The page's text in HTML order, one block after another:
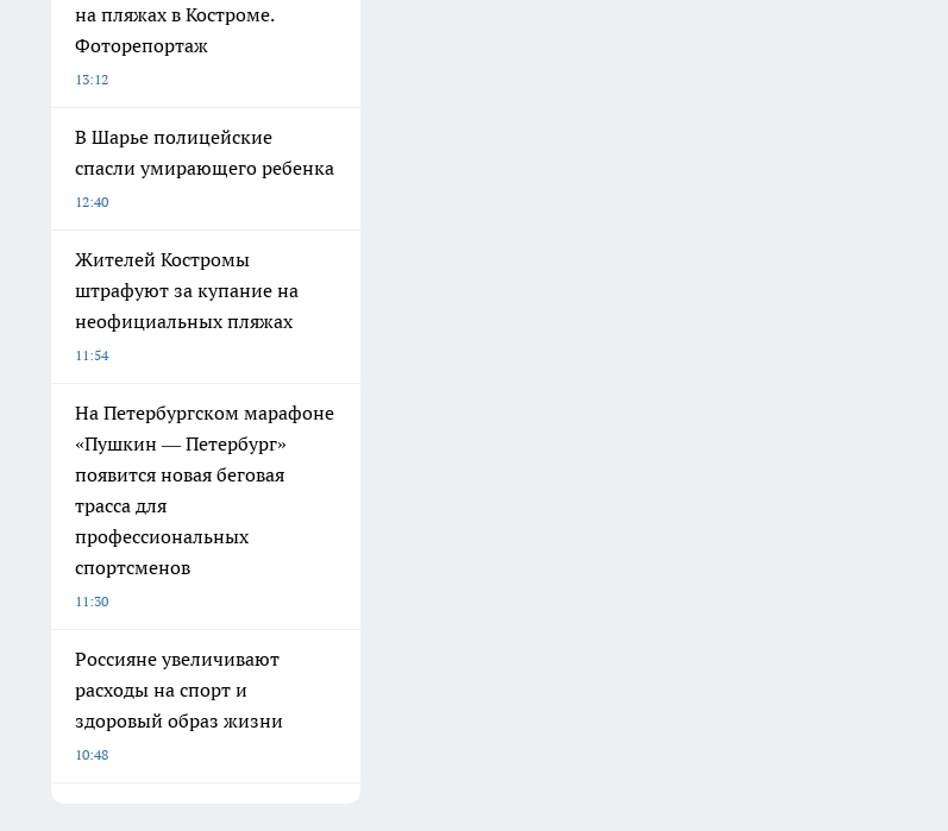
на пляжах в Костроме.
Фоторепортаж
13:12
В Шарье полицейские
спасли умирающего ребенка
12:40
Жителей Костромы
штрафуют за купание на
неофициальных пляжах
11:54
На Петербургском марафоне
«Пушкин — Петербург»
появится новая беговая
трасса для
профессиональных
спортсменов
11:30
Россияне увеличивают
расходы на спорт и
здоровый образ жизни
10:48